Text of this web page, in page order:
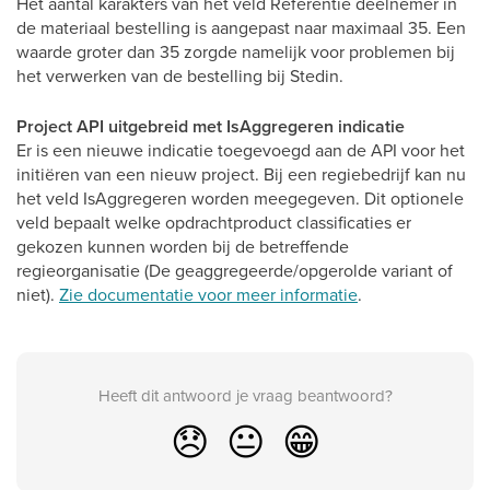
de materiaal bestelling is aangepast naar maximaal 35. Een
waarde groter dan 35 zorgde namelijk voor problemen bij
het verwerken van de bestelling bij Stedin.
Project API uitgebreid met IsAggregeren indicatie
Er is een nieuwe indicatie toegevoegd aan de API voor het
initiëren van een nieuw project. Bij een regiebedrijf kan nu
het veld IsAggregeren worden meegegeven. Dit optionele
veld bepaalt welke opdrachtproduct classificaties er
gekozen kunnen worden bij de betreffende
regieorganisatie (De geaggregeerde/opgerolde variant of
niet). Zie documentatie voor meer informatie.
Heeft dit antwoord je vraag beantwoord?
😞 😐 😁